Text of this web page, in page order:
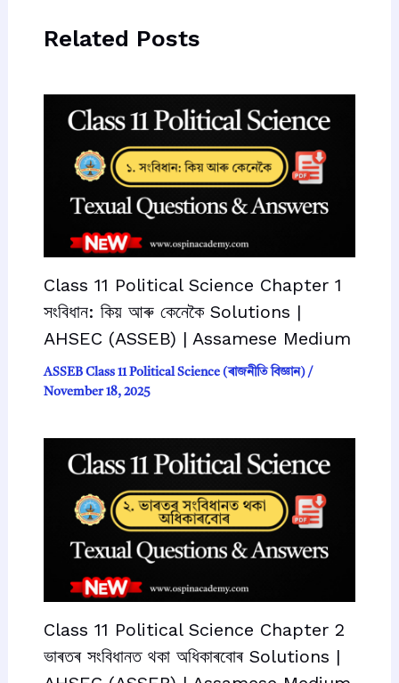
Related Posts
Class 11 Political Science Chapter 1
সংবিধান: কিয় আৰু কেনেকৈ Solutions |
AHSEC (ASSEB) | Assamese Medium
ASSEB Class 11 Political Science (ৰাজনীতি বিজ্ঞান)/
November 18, 2025
Class 11 Political Science Chapter 2
ভাৰতৰ সংবিধানত থকা অধিকাৰবোৰ Solutions |